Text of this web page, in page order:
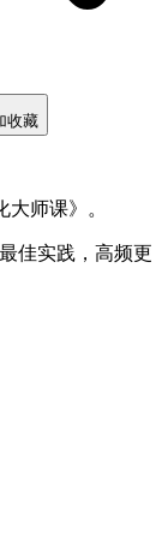
收藏
师课》。
佳实践，高频更